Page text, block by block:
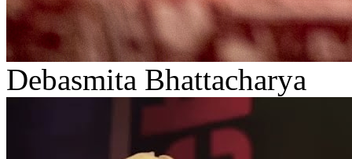
Debasmita Bhattacharya